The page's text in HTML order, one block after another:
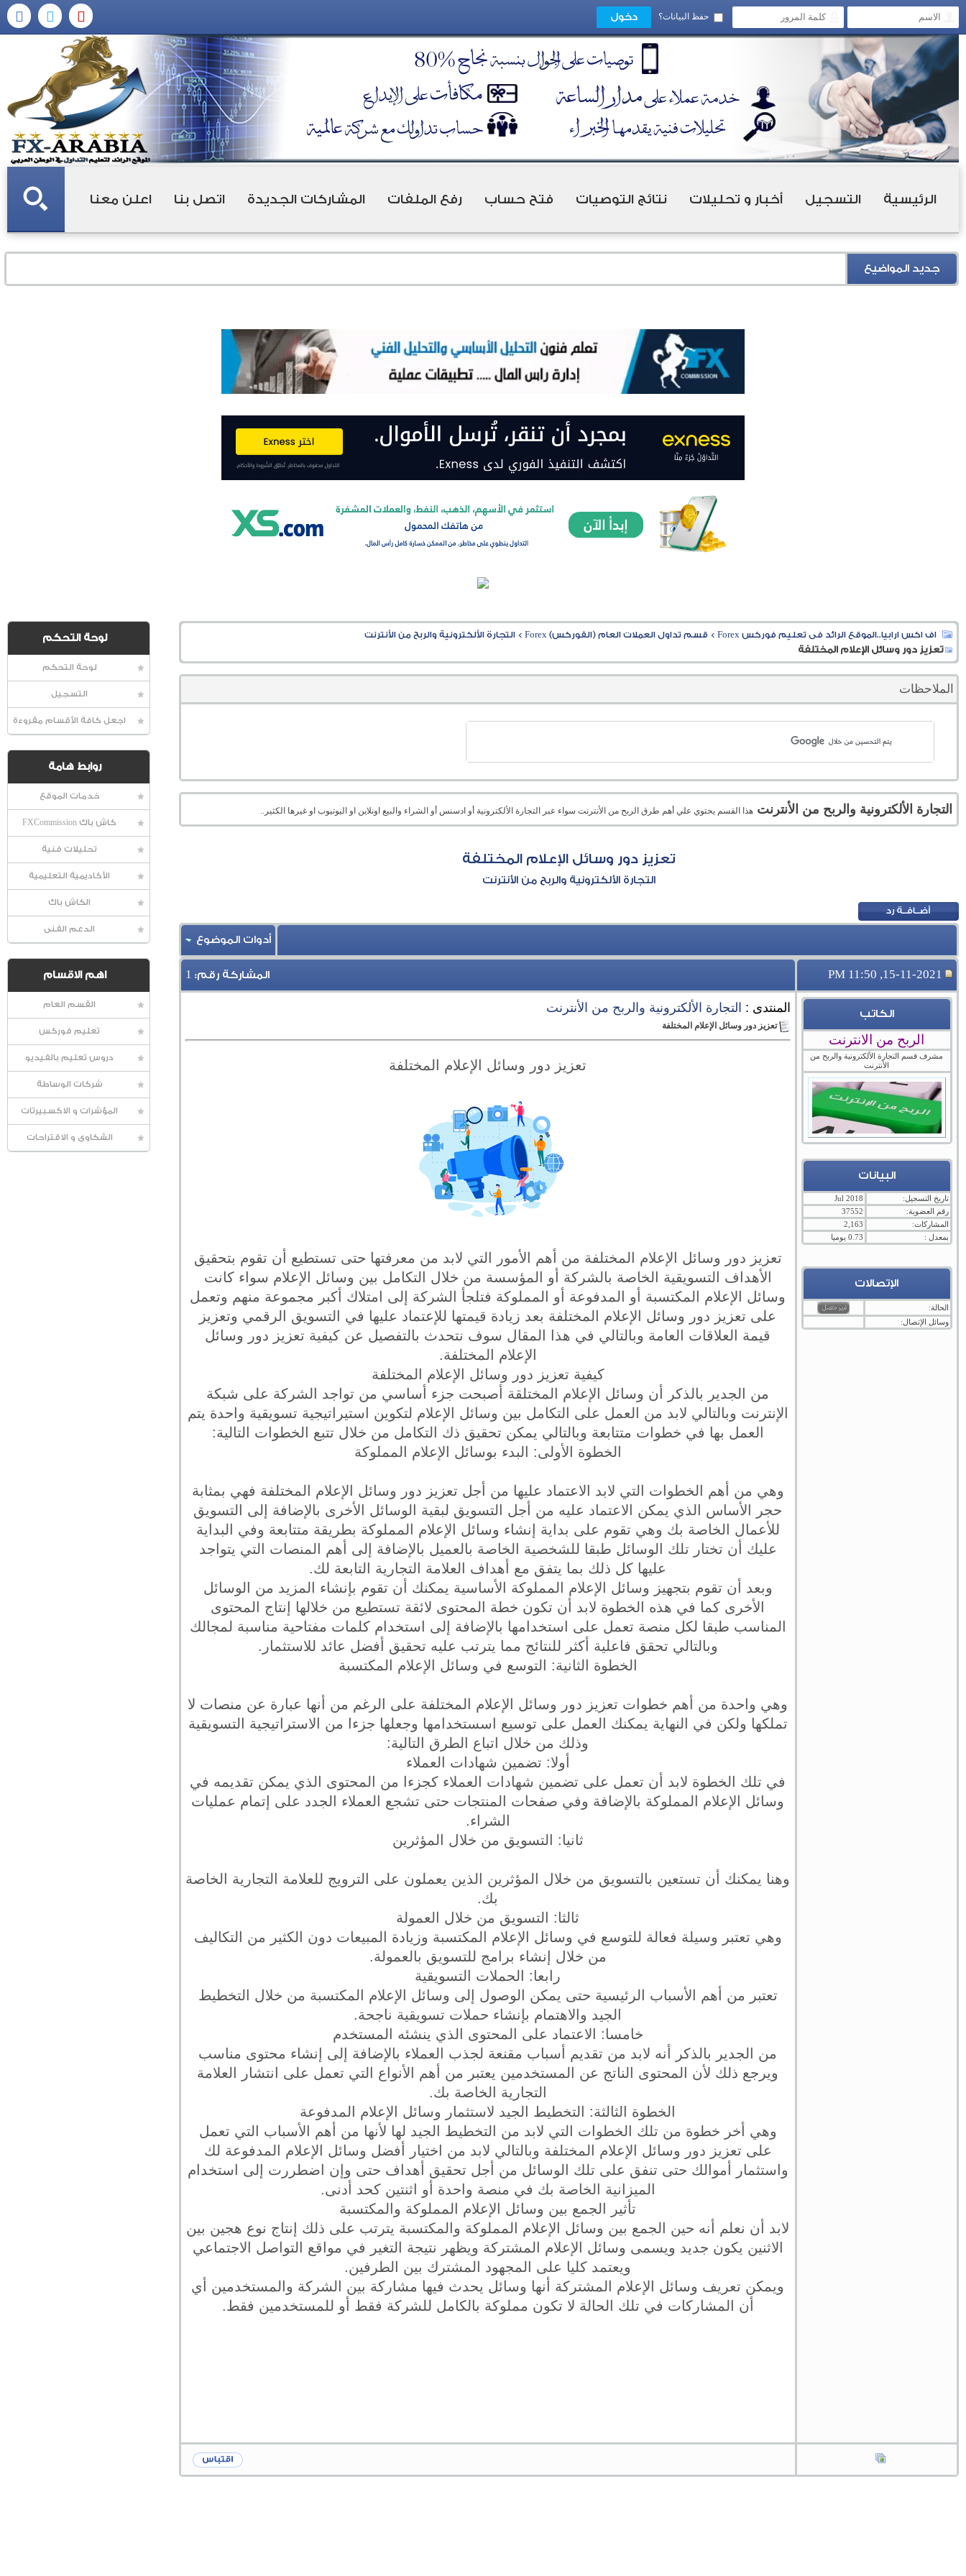
حفظ البيانات؟
الرئيسية التسجيل أخبار و تحليلات نتائج التوصيات فتح حساب رفع الملفات المشاركات الجديدة اتصل بنا اعلن معنا
جديد المواضيع
لوحة التحكم
لوحة التحكم
التسجيل
اجعل كافة الأقسام مقروءة
روابط هامة
خدمات الموقع
كاش باك FXCommission
تحليلات فنية
الأكاديمية التعليمية
الكاش باك
الدعم الفنى
اهم الاقسام
القسم العام
تعليم فوركس
دروس تعليم بالفيديو
شركات الوساطة
المؤشرات و الاكسبيرتات
الشكاوى و الاقتراحات
اف اكس ارابيا..الموقع الرائد فى تعليم فوركس Forex > قسم تداول العملات العام (الفوركس) Forex >التجارة الألكترونية والربح من الأنترنت
تعزيز دور وسائل الإعلام المختلفة
الملاحظات
التجارة الألكترونية والربح من الأنترنت هذا القسم يحتوي علي أهم طرق الربح من الأنترنت سواء عبر التجارة الألكترونية أو ادسنس أو الشراء والبيع اونلاين او اليوتيوب او غيرها الكثير..
تعزيز دور وسائل الإعلام المختلفة
التجارة الألكترونية والربح من الأنترنت
أدوات الموضوع
15-11-2021, 11:50 PM المشاركة رقم: 1
الكاتب
الربح من الانترنت
مشرف قسم التجارة الألكترونية والربح من
الأنترنت
البيانات
تاريخ التسجيل:
Jul 2018
رقم العضوية:
37552
المشاركات:
2,163
بمعدل :
0.73 يوميا
الإتصالات
الحالة:
وسائل الإتصال:
المنتدى : التجارة الألكترونية والربح من الأنترنت
تعزيز دور وسائل الإعلام المختلفة
تعزيز دور وسائل الإعلام المختلفة
تعزيز دور وسائل الإعلام المختلفة من أهم الأمور التي لابد من معرفتها حتى تستطيع أن تقوم بتحقيق
الأهداف التسويقية الخاصة بالشركة أو المؤسسة من خلال التكامل بين وسائل الإعلام سواء كانت
وسائل الإعلام المكتسبة أو المدفوعة أو المملوكة فتلجأ الشركة إلى امتلاك أكبر مجموعة منهم وتعمل
على تعزيز دور وسائل الإعلام المختلفة بعد زيادة قيمتها للإعتماد عليها في التسويق الرقمي وتعزيز
قيمة العلاقات العامة وبالتالي في هذا المقال سوف نتحدث بالتفصيل عن كيفية تعزيز دور وسائل
الإعلام المختلفة.
كيفية تعزيز دور وسائل الإعلام المختلفة
من الجدير بالذكر أن وسائل الإعلام المختلقة أصبحت جزء أساسي من تواجد الشركة على شبكة
الإنترنت وبالتالي لابد من العمل على التكامل بين وسائل الإعلام لتكوين استيراتيجية تسويقية واحدة يتم
العمل بها في خطوات متتابعة وبالتالي يمكن تحقيق ذك التكامل من خلال تتبع الخطوات التالية:
الخطوة الأولى: البدء بوسائل الإعلام المملوكة
وهي من أهم الخطوات التي لابد الاعتماد عليها من أجل تعزيز دور وسائل الإعلام المختلفة فهي بمثابة
حجر الأساس الذي يمكن الاعتماد عليه من أجل التسويق لبقية الوسائل الأخرى بالإضافة إلى التسويق
للأعمال الخاصة بك وهي تقوم على بداية إنشاء وسائل الإعلام المملوكة بطريقة متتابعة وفي البداية
عليك أن تختار تلك الوسائل طبقا للشخصية الخاصة بالعميل بالإضافة إلى أهم المنصات التي يتواجد
عليها كل ذلك بما يتفق مع أهداف العلامة التجارية التابعة لك.
وبعد أن تقوم بتجهيز وسائل الإعلام المملوكة الأساسية يمكنك أن تقوم بإنشاء المزيد من الوسائل
الأخرى كما في هذه الخطوة لابد أن تكون خطة المحتوى لائقة تستطيع من خلالها إنتاج المحتوى
المناسب طبقا لكل منصة تعمل على استخدامها بالإضافة إلى استخدام كلمات مفتاحية مناسبة لمجالك
وبالتالي تحقق فاعلية أكثر للنتائج مما يترتب عليه تحقيق أفضل عائد للاستثمار.
الخطوة الثانية: التوسع في وسائل الإعلام المكتسبة
وهي واحدة من أهم خطوات تعزيز دور وسائل الإعلام المختلفة على الرغم من أنها عبارة عن منصات لا
تملكها ولكن في النهاية يمكنك العمل على توسيع اسستخدامها وجعلها جزءا من الاستراتيجية التسويقية
وذلك من خلال اتباع الطرق التالية:
أولا: تضمين شهادات العملاء
في تلك الخطوة لابد أن تعمل على تضمين شهادات العملاء كجزءا من المحتوى الذي يمكن تقديمه في
وسائل الإعلام المملوكة بالإضافة وفي صفحات المنتجات حتى تشجع العملاء الجدد على إتمام عمليات
الشراء.
ثانيا: التسويق من خلال المؤثرين
وهنا يمكنك أن تستعين بالتسويق من خلال المؤثرين الذين يعملون على الترويج للعلامة التجارية الخاصة
بك.
ثالثا: التسويق من خلال العمولة
وهي تعتبر وسيلة فعالة للتوسع في وسائل الإعلام المكتسبة وزيادة المبيعات دون الكثير من التكاليف
من خلال إنشاء برامج للتسويق بالعمولة.
رابعا: الحملات التسويقية
تعتبر من أهم الأسباب الرئيسية حتى يمكن الوصول إلى وسائل الإعلام المكتسبة من خلال التخطيط
الجيد والاهتمام بإنشاء حملات تسويقية ناجحة.
خامسا: الاعتماد على المحتوى الذي ينشئه المستخدم
من الجدير بالذكر أنه لابد من تقديم أسباب مقنعة لجذب العملاء بالإضافة إلى إنشاء محتوى مناسب
ويرجع ذلك لأن المحتوى الناتج عن المستخدمين يعتبر من أهم الأنواع التي تعمل على انتشار العلامة
التجارية الخاصة بك.
الخطوة الثالثة: التخطيط الجيد لاستثمار وسائل الإعلام المدفوعة
وهي أخر خطوة من تلك الخطوات التي لابد من التخطيط الجيد لها لأنها من أهم الأسباب التي تعمل
على تعزيز دور وسائل الإعلام المختلفة وبالتالي لابد من اختيار أفضل وسائل الإعلام المدفوعة لك
واستثمار أموالك حتى تنفق على تلك الوسائل من أجل تحقيق أهداف حتى وإن اضطررت إلى استخدام
الميزانية الخاصة بك في منصة واحدة أو اثنتين كحد أدنى.
تأثير الجمع بين وسائل الإعلام المملوكة والمكتسبة
لابد أن نعلم أنه حين الجمع بين وسائل الإعلام المملوكة والمكتسبة يترتب على ذلك إنتاج نوع هجين بين
الاثنين يكون جديد ويسمى وسائل الإعلام المشتركة ويظهر نتيجة التغير في مواقع التواصل الاجتماعي
ويعتمد كليا على المجهود المشترك بين الطرفين.
ويمكن تعريف وسائل الإعلام المشتركة أنها وسائل يحدث فيها مشاركة بين الشركة والمستخدمين أي
أن المشاركات في تلك الحالة لا تكون مملوكة بالكامل للشركة فقط أو للمستخدمين فقط.